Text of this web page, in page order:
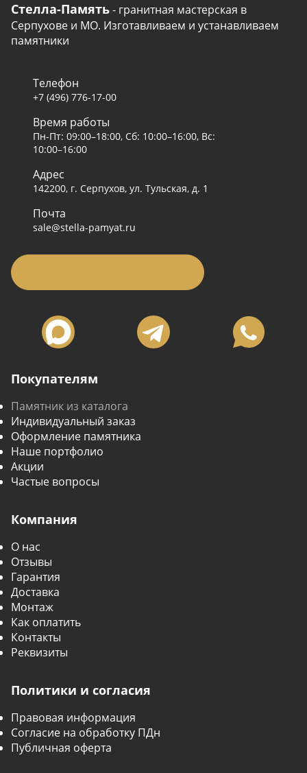
Стелла-Память- гранитная мастерская в
Серпухове и МО. Изготавливаем и устанавливаем
памятники
Покупателям
Памятник из каталога
Индивидуальный заказ
Оформление памятника
Наше портфолио
Акции
Частые вопросы
Компания
О нас
Отзывы
Гарантия
Доставка
Монтаж
Как оплатить
Контакты
Реквизиты
Политики и согласия
Правовая информация
Согласие на обработку ПДн
Публичная оферта
Телефон
+7 (496) 776-17-00
Время работы
Пн-Пт: 09:00–18:00, Сб: 10:00–16:00, Вс:
10:00–16:00
Адрес
142200, г. Серпухов, ул. Тульская, д. 1
Почта
sale@stella-pamyat.ru